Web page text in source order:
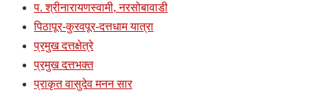
प. श्रीनारायणस्वामी, नरसोबावाडी
पिठापूर-कुरवपूर-दत्तधाम यात्रा
प्रमुख दत्तक्षेत्रे
प्रमुख दत्तभक्त
प्राकृत वासुदेव मनन सार